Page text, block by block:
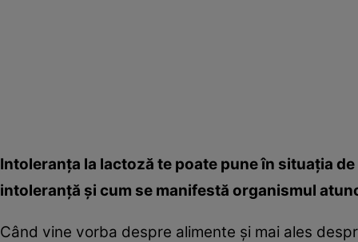
Intoleranţa la lactoză te poate pune în situaţia
intoleranţă şi cum se manifestă organismul
Când vine vorba despre alimente şi mai ales